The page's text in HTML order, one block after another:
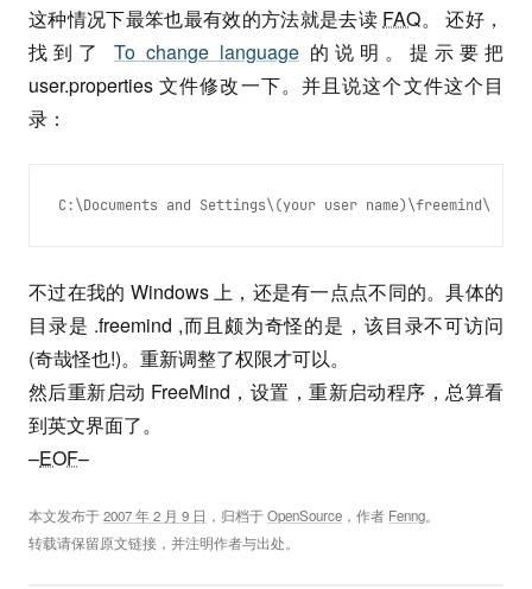
这种情况下最笨也最有效的方法就是去读 FAQ。 还好，
找到了 To change language 的说明。提示要把
user.properties 文件修改一下。并且说这个文件这个目
录：
C:\Documents and Settings\(your user name)\freemind\
不过在我的 Windows 上，还是有一点点不同的。具体的
目录是 .freemind ,而且颇为奇怪的是，该目录不可访问
(奇哉怪也!)。重新调整了权限才可以。
然后重新启动 FreeMind，设置，重新启动程序，总算看
到英文界面了。
–EOF–
本文发布于2007 年 2 月 9 日 ，归档于OpenSource ，作者 Fenng。
转载请保留原文链接，并注明作者与出处。